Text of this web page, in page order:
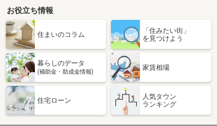
お役立ち情報
住まいのコラム
「住みたい街」
を見つけよう
暮らしのデータ
(補助金・助成金情報)
家賃相場
住宅ローン
人気タウン
ランキング